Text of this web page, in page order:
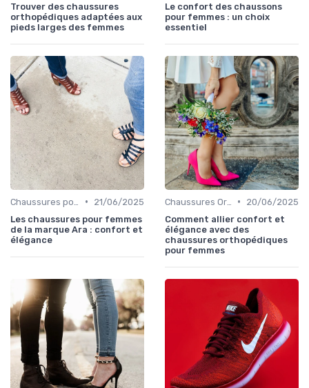
Trouver des chaussures
orthopédiques adaptées aux
pieds larges des femmes
Le confort des chaussons
pour femmes : un choix
essentiel
•
21/06/2025
Les chaussures pour femmes
de la marque Ara : confort et
élégance
•
20/06/2025
Comment allier confort et
élégance avec des
chaussures orthopédiques
pour femmes